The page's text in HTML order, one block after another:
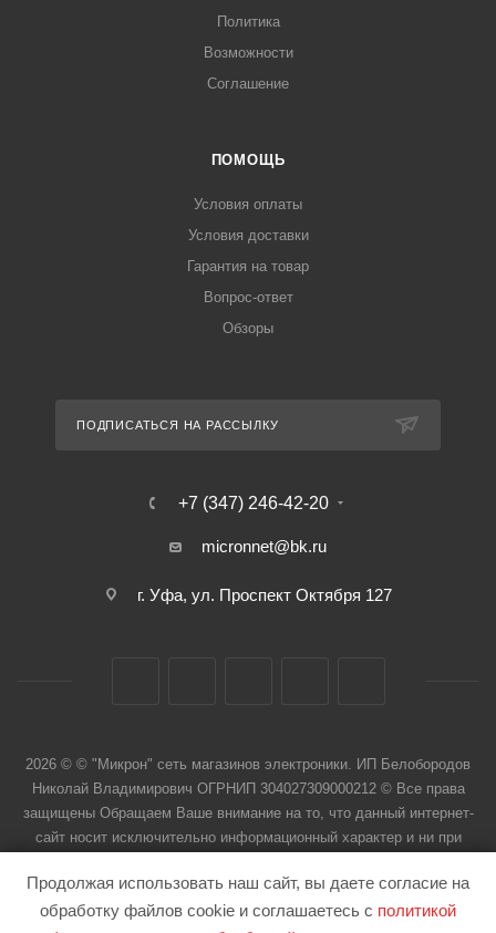
Политика
Возможности
Соглашение
ПОМОЩЬ
Условия оплаты
Условия доставки
Гарантия на товар
Вопрос-ответ
Обзоры
ПОДПИСАТЬСЯ НА РАССЫЛКУ
+7 (347) 246-42-20
micronnet@bk.ru
г. Уфа, ул. Проспект Октября 127
2026 © © "Микрон" сеть магазинов электроники. ИП Белобородов
Николай Владимирович ОГРНИП 304027309000212 © Все права
защищены Обращаем Ваше внимание на то, что данный интернет-
сайт носит исключительно информационный характер и ни при
Продолжая использовать наш сайт, вы даете согласие на
обработку файлов cookie и соглашаетесь с политикой